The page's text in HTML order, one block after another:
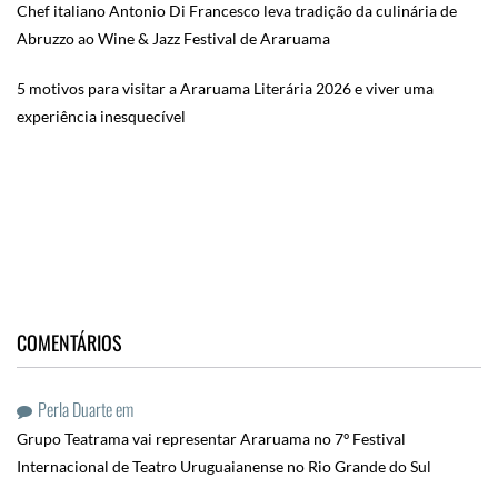
Chef italiano Antonio Di Francesco leva tradição da culinária de
Abruzzo ao Wine & Jazz Festival de Araruama
5 motivos para visitar a Araruama Literária 2026 e viver uma
experiência inesquecível
COMENTÁRIOS
Perla Duarteem
Grupo Teatrama vai representar Araruama no 7º Festival
Internacional de Teatro Uruguaianense no Rio Grande do Sul